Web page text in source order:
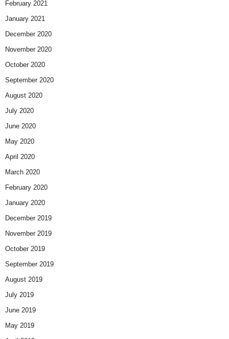
February 2021
January 2021
December 2020
November 2020
October 2020
September 2020
August 2020
July 2020
June 2020
May 2020
April 2020
March 2020
February 2020
January 2020
December 2019
November 2019
October 2019
September 2019
August 2019
July 2019
June 2019
May 2019